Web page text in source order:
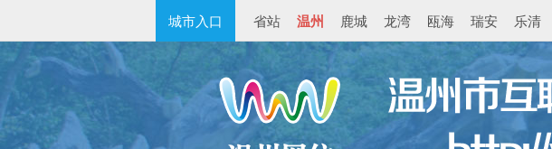
城市入口 省站 温州 鹿城 龙湾 瓯海 瑞安 乐清